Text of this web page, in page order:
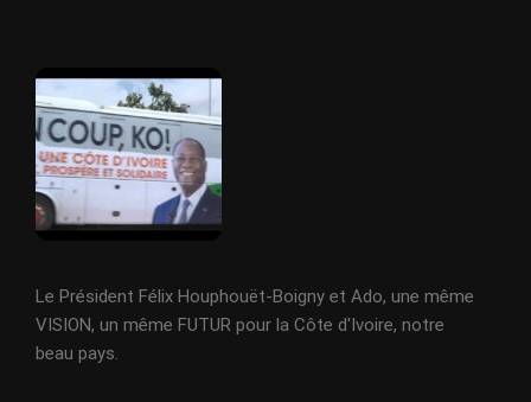
Le Président Félix Houphouët-Boigny et Ado, une même
VISION, un même FUTUR pour la Côte d'Ivoire, notre
beau pays.